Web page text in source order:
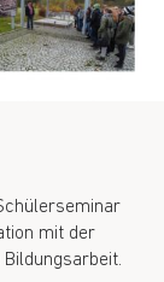
mit der